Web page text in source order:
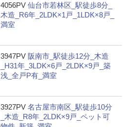
4056PV 仙台市若林区_駅徒歩8分_
木造_R6年_2LDK×1戸_1LDK×8戸_
満室
3947PV 阪南市_駅徒歩12分_木造
_H31年_3LDK×6戸_2LDK×9戸_築
浅_全戸P有_満室
3927PV 名古屋市南区_駅徒歩10分
_木造_R8年_2LDK×9戸_ペット可